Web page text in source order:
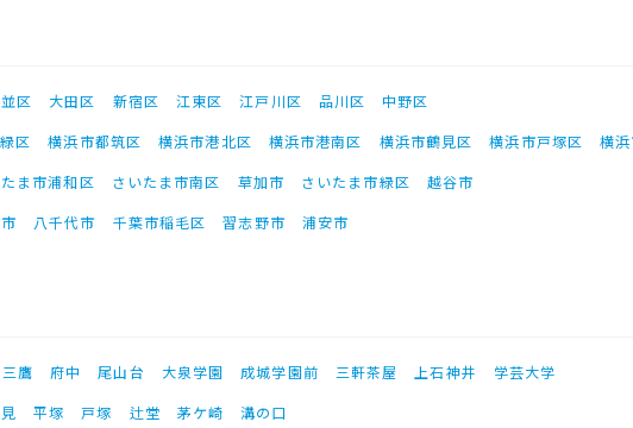
区 大田区 新宿区 江東区 江戸川区 品川区
中野区
区 横浜市都筑区 横浜市港北区 横浜市港南区 横浜市鶴見区 横浜市戸塚区
横
ま市浦和区 さいたま市南区 草加市 さいたま市緑区
越谷市
八千代市 千葉市稲毛区 習志野市 浦安市
三鷹 府中 尾山台 大泉学園 成城学園前 三軒茶屋 上石神井
学芸大学
平塚 戸塚 辻堂 茅ケ崎
溝の口